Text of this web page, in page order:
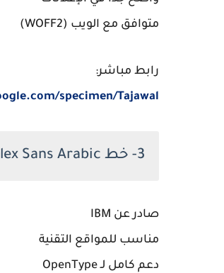
متوافق مع الويب (WOFF2)
رابط مباشر:
specimen/Tajawal
3- خط IBM Plex Sans Arabic – احترافي تقني
صادر عن IBM
مناسب للمواقع التقنية
دعم كامل لـ OpenType